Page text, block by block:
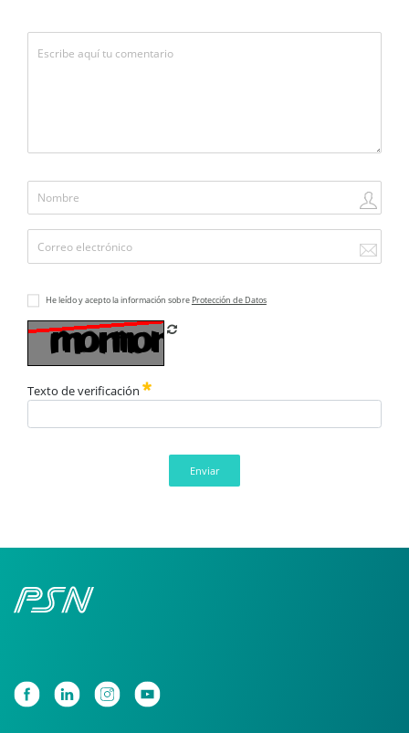
He leído y acepto la información sobre Protección de Datos
Texto de verificación
Enviar